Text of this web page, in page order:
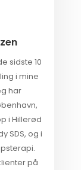
sidste 10
i mine
har
i Hillerød
SDS, og i
på